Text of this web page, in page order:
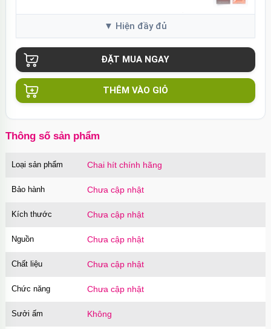
Bao cao su EROS Super Dotted gai nổi tăng
MãBES01trị giá80.000₫
Bao cao su Sure DongKuk Ultra Thin siêu
mỏng chân thật Hàn Quốc
Bao cao su Sure Dongkuk Dotted 10 chiếc gai
MãBSD10 60.000₫
trong suốt
OPC16PR 70.000₫
THÊM VÀO GIỎ
Thông số sản phẩm
Loại sản phẩm Chai hít chính hãng
Bảo hành Chưa cập nhật
Kích thước Chưa cập nhật
Nguồn Chưa cập nhật
Chất liệu Chưa cập nhật
Chức năng Chưa cập nhật
Sưởi ấm Không